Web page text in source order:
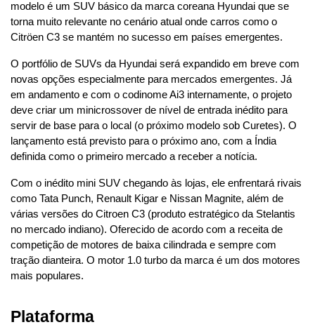
modelo é um SUV básico da marca coreana Hyundai que se
torna muito relevante no cenário atual onde carros como o
Citröen C3 se mantém no sucesso em países emergentes.
O portfólio de SUVs da Hyundai será expandido em breve com
novas opções especialmente para mercados emergentes. Já
em andamento e com o codinome Ai3 internamente, o projeto
deve criar um minicrossover de nível de entrada inédito para
servir de base para o local (o próximo modelo sob Curetes). O
lançamento está previsto para o próximo ano, com a Índia
definida como o primeiro mercado a receber a notícia.
Com o inédito mini SUV chegando às lojas, ele enfrentará rivais
como Tata Punch, Renault Kigar e Nissan Magnite, além de
várias versões do Citroen C3 (produto estratégico da Stelantis
no mercado indiano). Oferecido de acordo com a receita de
competição de motores de baixa cilindrada e sempre com
tração dianteira. O motor 1.0 turbo da marca é um dos motores
mais populares.
Plataforma